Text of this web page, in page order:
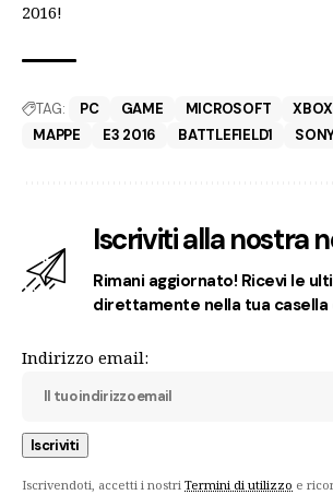
2016!
TAG: PC GAME MICROSOFT
MAPPE
E3 2016 BATTLEFIELD1
Iscriviti alla nostra
Rimani aggiornato! Ricevi le
direttamente nella tua casella
Indirizzo email:
Iscrivendoti, accetti i nostri Termini di utilizzo e